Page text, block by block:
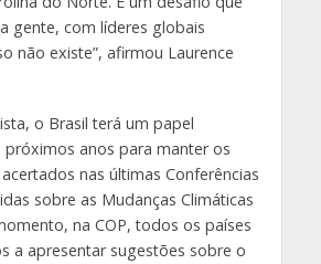
gente, com líderes globais
não existe”, afirmou Laurence
o Brasil terá um papel
anos para manter os
nas últimas Conferências
sobre as Mudanças Climáticas
na COP, todos os países
a apresentar sugestões sobre o